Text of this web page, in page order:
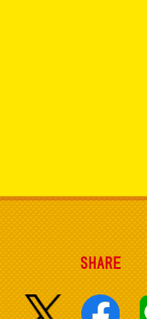
SHARE